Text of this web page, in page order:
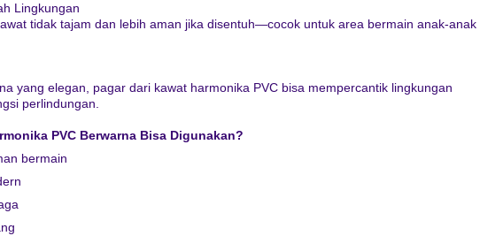
Lingkungan
tidak tajam dan lebih aman jika disentuh—cocok untuk area bermain anak-anak
yang elegan, pagar dari kawat harmonika PVC bisa mempercantik lingkungan
perlindungan.
PVC Berwarna Bisa Digunakan?
bermain